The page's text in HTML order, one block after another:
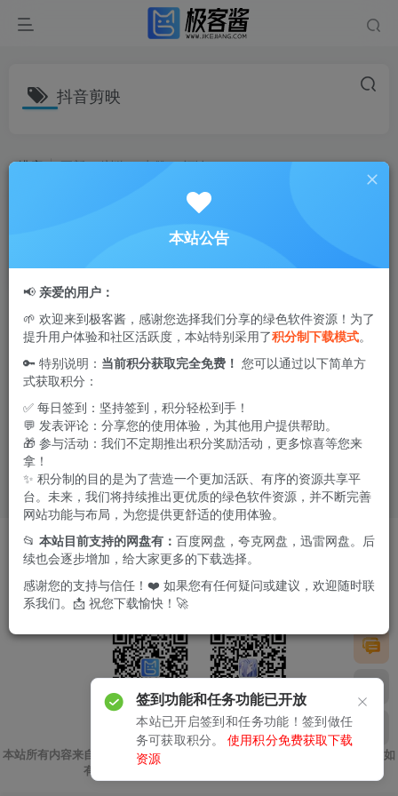
抖音剪映
排序 更新 浏览 点赞 评论
剪映 v15.6.0 | 全功能视频剪辑神器，
会员版登录解锁/修复版
视频剪辑
1年前 29.9W+
软件投稿 友链申请 版权声明 免责我们 广告合作
Copyright © 2024 ·极客酱·苏ICP备2023031482号
关注公众号 扫码加微信
本站所有内容来自互联网收集，仅供用于学习和交流，请勿用于商业用途。如
有侵权、不妥之处，请第一时间联系我们删除
本站公告
📢 亲爱的用户：
🌱 欢迎来到极客酱，感谢您选择我们分享的绿色软件资源！为了
提升用户体验和社区活跃度，本站特别采用了积分制下载模式。
🔑 特别说明： 当前积分获取完全免费！ 您可以通过以下简单方
式获取积分：
✅ 每日签到：坚持签到，积分轻松到手！
💬 发表评论：分享您的使用体验，为其他用户提供帮助。
🎁 参与活动：我们不定期推出积分奖励活动，更多惊喜等您来
拿！
✨ 积分制的目的是为了营造一个更加活跃、有序的资源共享平
台。未来，我们将持续推出更优质的绿色软件资源，并不断完善
网站功能与布局，为您提供更舒适的使用体验。
📂 本站目前支持的网盘有： 百度网盘，夸克网盘，迅雷网盘。后
续也会逐步增加，给大家更多的下载选择。
感谢您的支持与信任！❤️ 如果您有任何疑问或建议，欢迎随时联
系我们。📩 祝您下载愉快！🚀
签到功能和任务功能已开放
本站已开启签到和任务功能！签到做任
务可获取积分。
使用积分免费获取下载
资源